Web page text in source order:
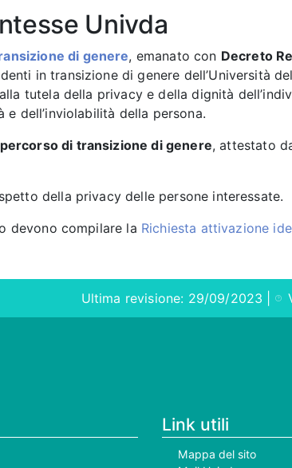
Univda
di genere, emanato con Decreto
in transizione di genere dell’Università
tutela della privacy e della dignità
dell’inviolabilità della persona.
di transizione di genere, attestato
della privacy delle persone interessate.
devono compilare la Richiesta attivazione
Ultima revisione: 29/09/2023 |
Link utili
Mappa del sito